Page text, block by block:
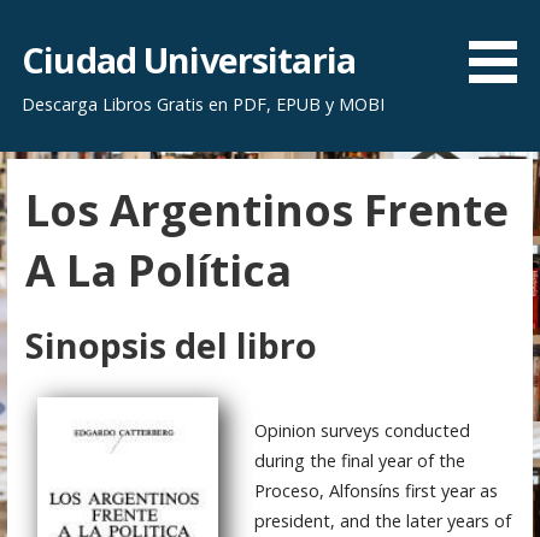
r
a
l
c
o
n
e
n
i
d
o
Ciudad Universitaria
Descarga Libros Gratis en PDF, EPUB y MOBI
Los Argentinos Frente
A La Política
Sinopsis del libro
Opinion surveys conducted
during the final year of the
Proceso, Alfonsíns first year as
president, and the later years of